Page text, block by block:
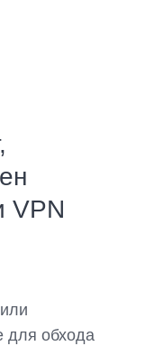
VPN
для обхода